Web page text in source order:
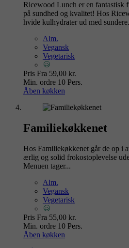
Ricewood Lunch er en fantastisk
på sundhed og kvalitet! Hos
hvide kulhydrater ud med
Alm.
Vegansk
Vegetarisk
Pris Fra 59,00 kr.
Min. ordre 10 Pers.
Åben køkken
Familiekøkkenet
Hos Familiekøkkenet går de op i
ærlig og solid frokostoplevelse
Menuen tager...
Alm.
Vegansk
Vegetarisk
Pris Fra 55,00 kr.
Min. ordre 10 Pers.
Åben køkken